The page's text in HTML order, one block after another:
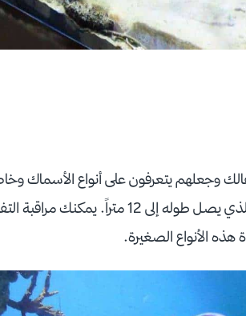
وجعلهم يتعرفون على أنواع
القرش الرقط وسمك القرش الحوت الذي يصل
هذه الأنواع الصغيرة.